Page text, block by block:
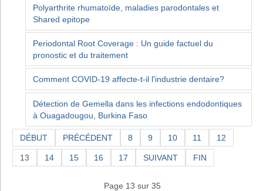
Polyarthrite rhumatoïde, maladies parodontales et
Shared epitope
Periodontal Root Coverage : Un guide factuel du
pronostic et du traitement
Comment COVID-19 affecte-t-il l'industrie dentaire?
Détection de Gemella dans les infections endodontiques
à Ouagadougou, Burkina Faso
DÉBUT PRÉCÉDENT 8 9 10 11 12
13 14 15 16 17 SUIVANT FIN
Page 13 sur 35